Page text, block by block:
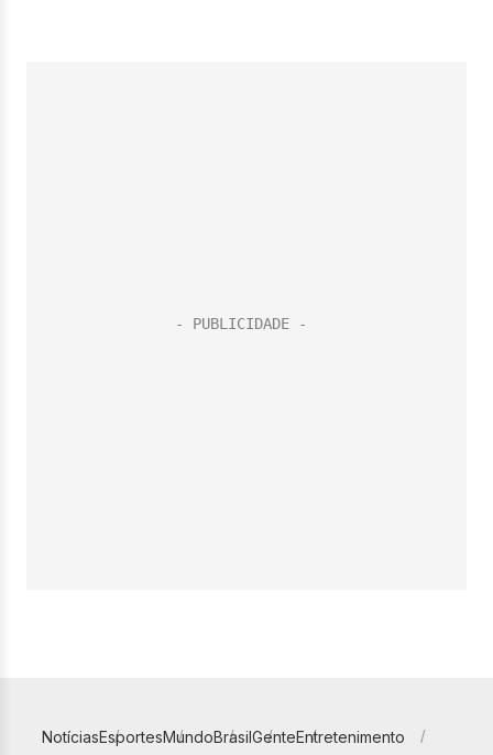
NotíciasEsportesMundoBrasilGenteEntretenimento